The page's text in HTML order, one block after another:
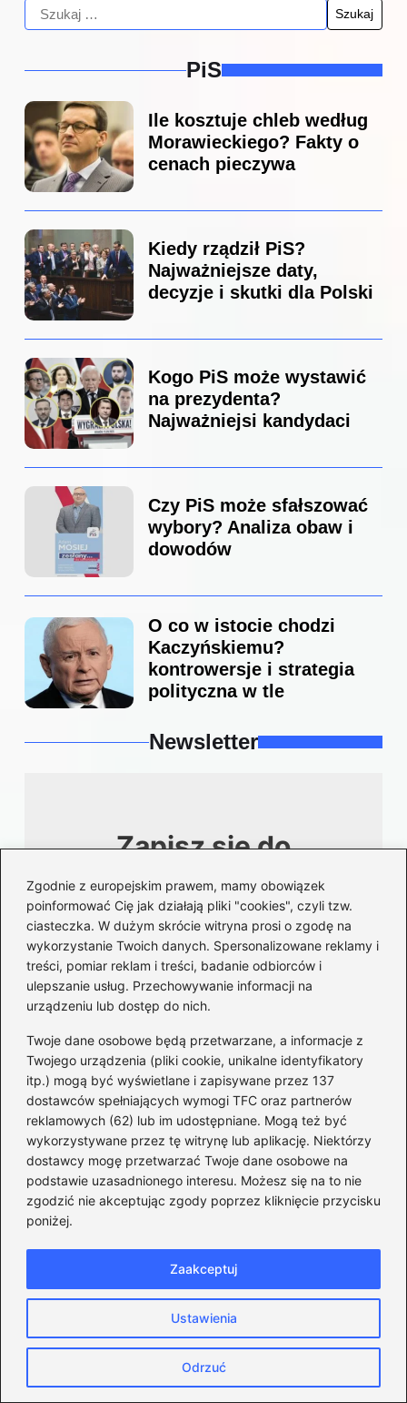
Zgodnie z europejskim prawem, mamy obowiązek
poinformować Cię jak działają pliki "cookies", czyli tzw.
ciasteczka. W dużym skrócie witryna prosi o zgodę na
wykorzystanie Twoich danych. Spersonalizowane reklamy i
treści, pomiar reklam i treści, badanie odbiorców i
ulepszanie usług. Przechowywanie informacji na
urządzeniu lub dostęp do nich.
Twoje dane osobowe będą przetwarzane, a informacje z
Twojego urządzenia (pliki cookie, unikalne identyfikatory
itp.) mogą być wyświetlane i zapisywane przez 137
dostawców spełniających wymogi TFC oraz partnerów
reklamowych (62) lub im udostępniane. Mogą też być
wykorzystywane przez tę witrynę lub aplikację. Niektórzy
dostawcy mogę przetwarzać Twoje dane osobowe na
podstawie uzasadnionego interesu. Możesz się na to nie
zgodzić nie akceptując zgody poprzez kliknięcie przycisku
poniżej.
Ustawienia
Odrzuć
Zaakceptuj
PiS
Ile kosztuje chleb według
Morawieckiego? Fakty o
cenach pieczywa
Kiedy rządził PiS?
Najważniejsze daty,
decyzje i skutki dla Polski
Kogo PiS może wystawić
na prezydenta?
Najważniejsi kandydaci
Czy PiS może sfałszować
wybory? Analiza obaw i
dowodów
O co w istocie chodzi
Kaczyńskiemu?
kontrowersje i strategia
polityczna w tle
Newsletter
Zapisz się do
newslettera
Bądź na bieżąco z aktualnościami i
ogłoszeniami. Zapisz się korzystając ze
swojego adresu email.
KO
poznaj polityczną
przynależność Sutryka
Koalicja Obywatelska:
Kandydaci, którzy mogą
zaskoczyć swoją listą